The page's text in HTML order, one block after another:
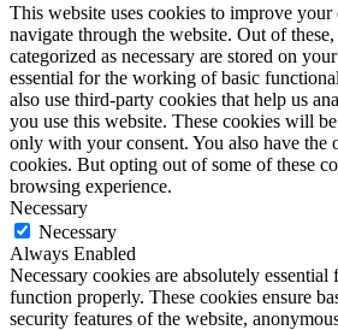
This website uses cookies to improve
navigate through the website. Out of
categorized as necessary are stored on
essential for the working of basic
also use third-party cookies that help us
you use this website. These cookies will
only with your consent. You also have the
cookies. But opting out of some of these
browsing experience.
Necessary
Necessary
Always Enabled
Necessary cookies are absolutely essential
function properly. These cookies ensure
security features of the website,